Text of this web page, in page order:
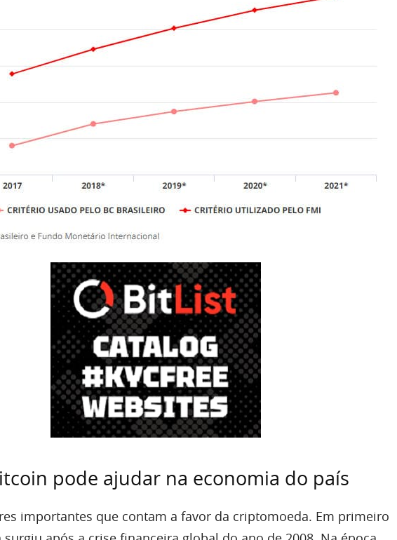
pode ajudar na economia do país
importantes que contam a favor da criptomoeda. Em primeiro